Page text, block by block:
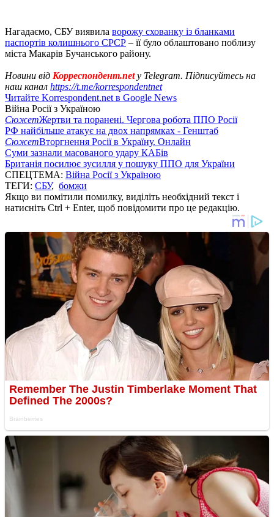
Нагадаємо, СБУ виявила ворожу схованку із бланками
паспортів колишнього СРСР – її було облаштовано поблизу
міста Макарів Бучанського району.
Новини від Корреспондент.netу Telegram. Підписуйтесь на
наш канал https://t.me/korrespondentnet
Читайте Korrespondent.net в Google News
Війна Росії з Україною
СюжетЖертви та поранені. Чергова робота ППО Росії
РФ найбільше атакує на двох напрямках - Генштаб
СюжетВторгнення Росії в Україну. Онлайн
Суми зазнали масованого удару КАБів
Британія посилює зусилля у пошуку ППО для України
СПЕЦТЕМА: Війна Росії з Україною
ТЕГИ: СБУ, бомжи
Якщо ви помітили помилку, виділіть необхідний текст і
натисніть Ctrl + Enter, щоб повідомити про це редакцію.